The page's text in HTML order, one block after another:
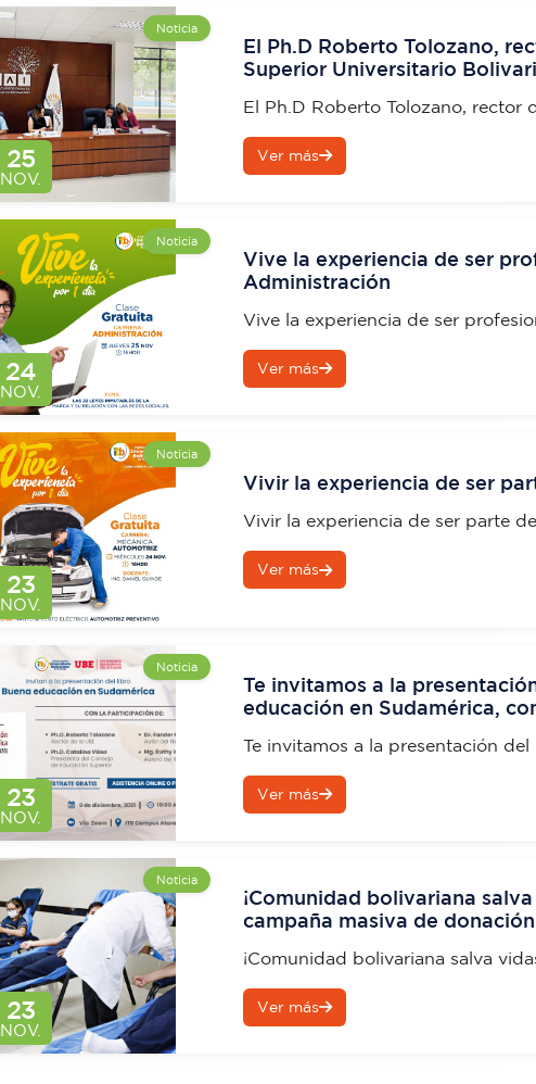
25
NOV.
Noticia
El Ph.D Roberto Tolozano,
Superior Universitario
UBE
El Ph.D Roberto Tolozano, rector
Universidad Bolivariana del
Ver más
24
NOV.
Noticia
Vive la experiencia de ser
Administración
Vive la experiencia de ser
Ver más
23
NOV.
Noticia
Vivir la experiencia de ser
Vivir la experiencia de ser parte
Ver más
23
NOV.
Noticia
Te invitamos a la
educación en Sudamérica,
Te invitamos a la presentación del
Roberto Tolozano
Ver más
23
NOV.
Noticia
¡Comunidad bolivariana
campaña masiva de
¡Comunidad bolivariana salva
Roja
Ver más